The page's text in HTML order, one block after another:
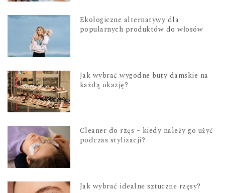
Ekologiczne alternatywy dla
popularnych produktów do włosów
Jak wybrać wygodne buty damskie na
każdą okazję?
Cleaner do rzęs – kiedy należy go użyć
podczas stylizacji?
Jak wybrać idealne sztuczne rzęsy?